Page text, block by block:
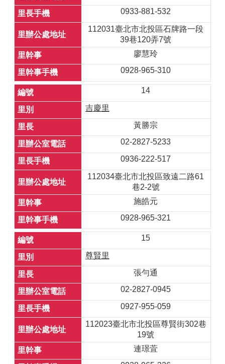
0933-881-532
112031臺北市北投區石牌路一段
39巷120弄7號
廖慧玲
0928-965-310
14
吉慶里
黃勝宗
02-2827-5233
0936-222-517
112034臺北市北投區致遠二路61
巷2-2號
施皓元
0928-965-321
15
尊賢里
張勻通
02-2827-0945
0927-955-059
112023臺北市北投區尊賢街302巷
19號
連璟萓